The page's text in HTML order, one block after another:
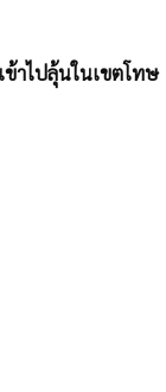
ข้าไปลุ้นในเขตโทษ